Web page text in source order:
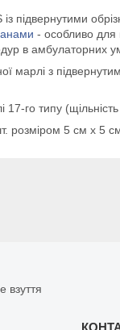
підвернутими
- особливо для
в амбулаторних
марлі з
17-го типу
розміром 5 см х 5
взуття